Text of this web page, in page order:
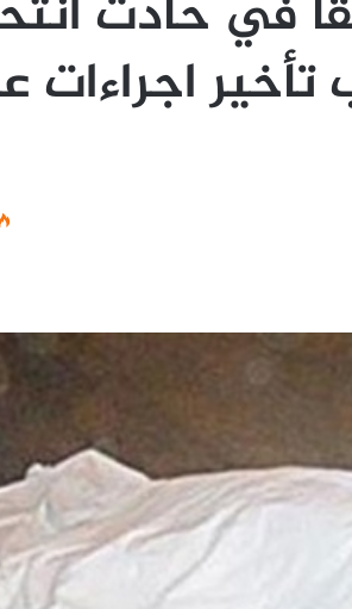
في حادث
اجراءات